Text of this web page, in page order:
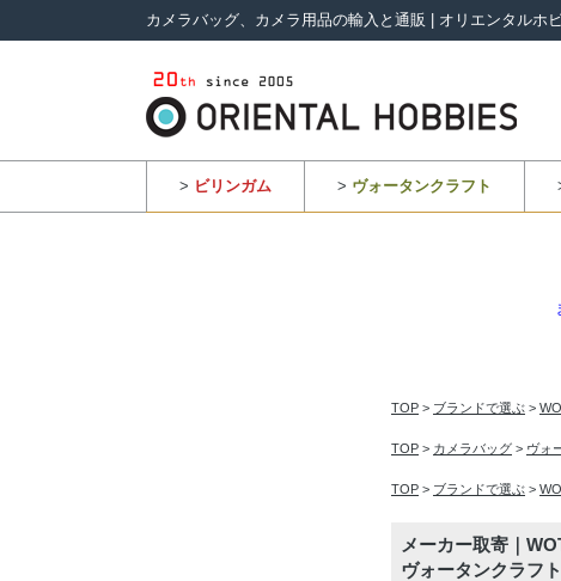
カメラバッグ、カメラ用品の輸入と通販 | オリエンタルホ
> ビリンガム > ヴォータンクラフト
TOP > ブランドで選ぶ >
TOP > カメラバッグ > ヴォ
TOP > ブランドで選ぶ >
メーカー取寄｜
ヴォータンクラフ